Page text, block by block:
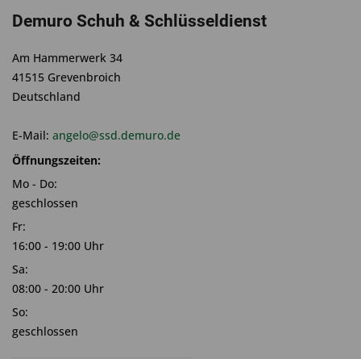
Demuro Schuh & Schlüsseldienst
Am Hammerwerk 34
41515 Grevenbroich
Deutschland
E-Mail: angelo@ssd.demuro.de
Öffnungszeiten:
Mo - Do:
geschlossen
Fr:
16:00 - 19:00 Uhr
Sa:
08:00 - 20:00 Uhr
So:
geschlossen